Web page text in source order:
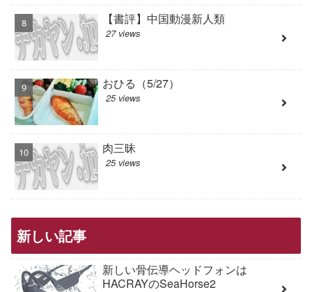
【書評】中国動漫新人類
27 views
おひる（5/27）
25 views
肉三昧
25 views
新しい記事
新しい骨伝導ヘッドフォンは
HACRAYのSeaHorse2